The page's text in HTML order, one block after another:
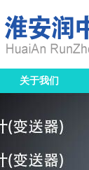
关于我们